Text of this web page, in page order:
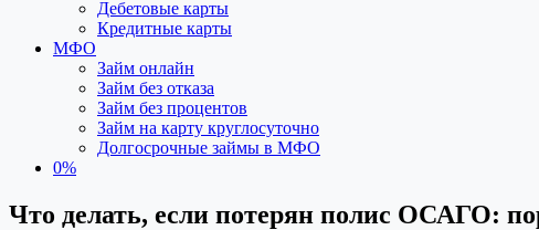
Дебетовые карты
Кредитные карты
МФО
Займ онлайн
Займ без отказа
Займ без процентов
Займ на карту круглосуточно
Долгосрочные займы в МФО
0%
Что делать, если потерян полис ОСАГО: